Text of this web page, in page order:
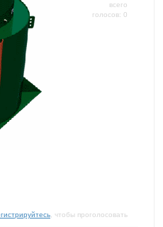
всего
голосов: 0
, чтобы проголосовать